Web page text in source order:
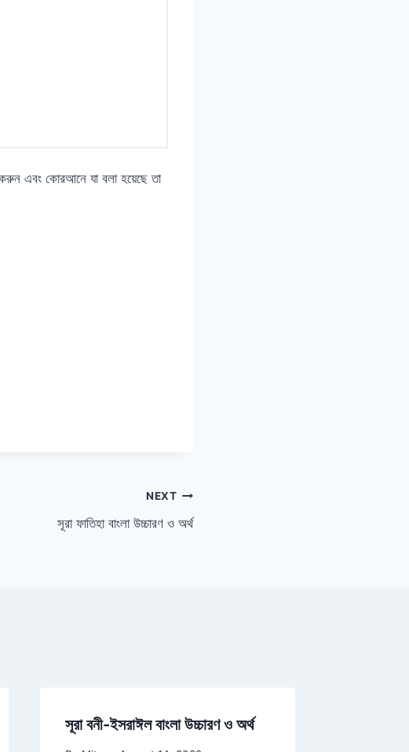
এবং কোরআনে যা বলা হয়েছে তা
NEXT
সূরা ফাতিহা বাংলা উচ্চারণ ও অর্থ
সূরা বনী-ইসরাঈল বাংলা উচ্চারণ ও অর্থ